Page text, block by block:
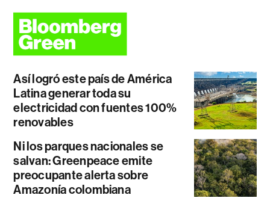
Así logró este país de América
Latina generar toda su
electricidad con fuentes 100%
renovables
Ni los parques nacionales se
salvan: Greenpeace emite
preocupante alerta sobre
Amazonía colombiana